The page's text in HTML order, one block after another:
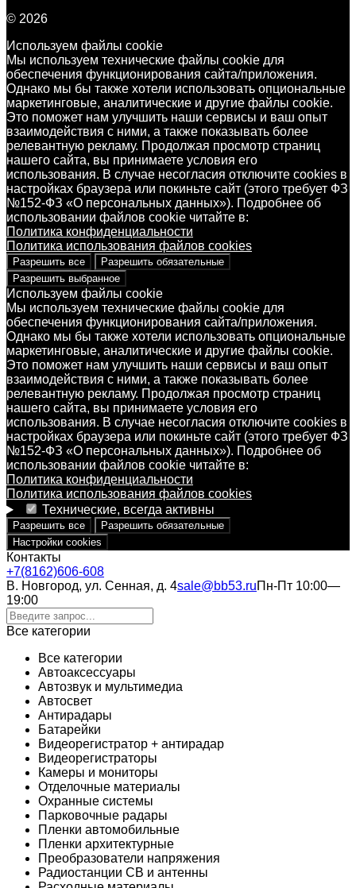
© 2026
Используем файлы cookie
Мы используем технические файлы cookie для
обеспечения функционирования сайта/приложения.
Однако мы бы также хотели использовать опциональные
маркетинговые, аналитические и другие файлы cookie.
Это поможет нам улучшить наши сервисы и ваш опыт
взаимодействия с ними, а также показывать более
релевантную рекламу. Продолжая просмотр страниц
нашего сайта, вы принимаете условия его
использования. В случае несогласия отключите cookies в
настройках браузера или покиньте сайт (этого требует ФЗ
№152-ФЗ «О персональных данных»). Подробнее об
использовании файлов cookie читайте в:
Политика конфиденциальности
Политика использования файлов cookies
Разрешить все
Разрешить обязательные
Разрешить выбранное
Используем файлы cookie
Мы используем технические файлы cookie для
обеспечения функционирования сайта/приложения.
Однако мы бы также хотели использовать опциональные
маркетинговые, аналитические и другие файлы cookie.
Это поможет нам улучшить наши сервисы и ваш опыт
взаимодействия с ними, а также показывать более
релевантную рекламу. Продолжая просмотр страниц
нашего сайта, вы принимаете условия его
использования. В случае несогласия отключите cookies в
настройках браузера или покиньте сайт (этого требует ФЗ
№152-ФЗ «О персональных данных»). Подробнее об
использовании файлов cookie читайте в:
Политика конфиденциальности
Политика использования файлов cookies
Технические, всегда активны
Разрешить все
Разрешить обязательные
Настройки cookies
Контакты
+7(8162)606-608
В. Новгород, ул. Сенная, д. 4sale@bb53.ruПн-Пт 10:00—
19:00
Все категории
Все категории
Автоаксессуары
Автозвук и мультимедиа
Автосвет
Антирадары
Батарейки
Видеорегистратор + антирадар
Видеорегистраторы
Камеры и мониторы
Отделочные материалы
Охранные системы
Парковочные радары
Пленки автомобильные
Пленки архитектурные
Преобразователи напряжения
Радиостанции CB и антенны